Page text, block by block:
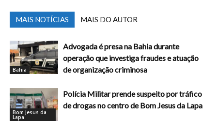
MAIS NOTÍCIAS MAIS DO AUTOR
Bahia
Advogada é presa na Bahia durante
operação que investiga fraudes e atuação
de organização criminosa
Bom Jesus da
Lapa
Polícia Militar prende suspeito por tráfico
de drogas no centro de Bom Jesus da Lapa